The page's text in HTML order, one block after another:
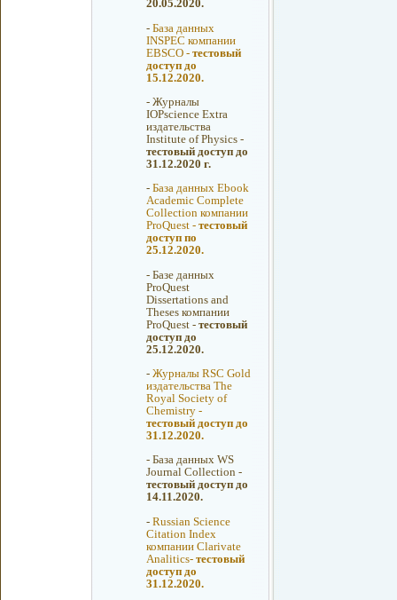
20.05.2020.
- База данных
INSPEC компании
EBSCO - тестовый
доступ до
15.12.2020.
- Журналы
IOPscience Extra
издательства
Institute of Physics -
тестовый доступ до
31.12.2020 г.
- База данных Ebook
Academic Complete
Collection компании
ProQuest - тестовый
доступ по
25.12.2020.
- Базе данных
ProQuest
Dissertations and
Theses компании
ProQuest -тестовый
доступ до
25.12.2020.
- Журналы RSC Gold
издательства The
Royal Society of
Chemistry -
тестовый доступ до
31.12.2020.
- База данных WS
Journal Collection -
тестовый доступ до
14.11.2020.
- Russian Science
Citation Index
компании Clarivate
Analitics- тестовый
доступ до
31.12.2020.